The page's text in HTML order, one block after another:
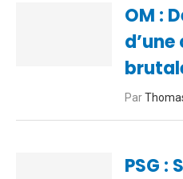
OM :
Par
PSG :